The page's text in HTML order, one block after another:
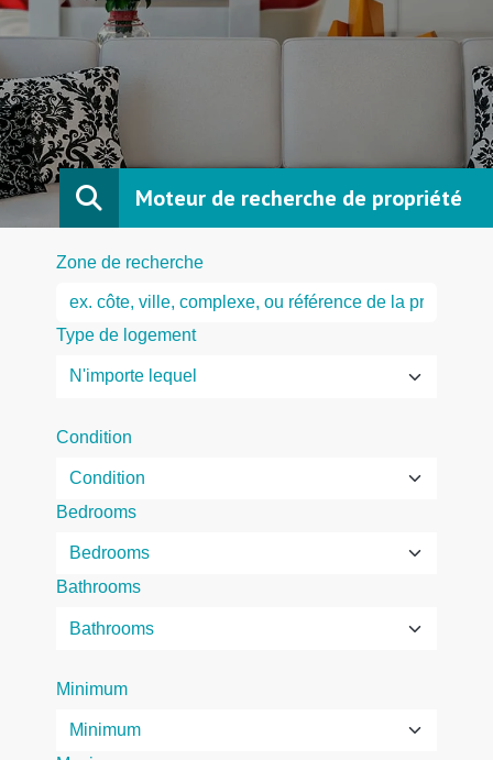
Moteur de recherche de propriété
Zone de recherche
Type de logement
Condition
Bedrooms
Bathrooms
Minimum